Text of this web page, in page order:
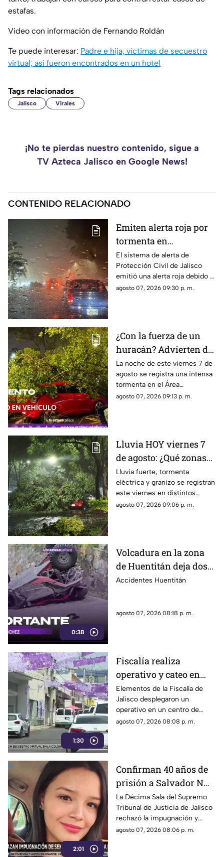
estafas.
Video con información de Fernando Roldán
Te puede interesar: Padre e hija, víctimas de secuestro
virtual; así fueron encontrados en un hotel
Tags relacionados
Jalisco Virales
¡No te pierdas nuestro contenido, sigue a
TV Azteca Jalisco en Google News!
CONTENIDO RELACIONADO
Emiten alerta roja por
tormenta en
Guadalajara; advierten
de caída de árboles e
inundaciones
El sistema de alerta de
Protección Civil de Jalisco
emitió una alerta roja debido a
la fuerte tormenta que se
agosto 07, 2026 09:30 p. m.
¿Con la fuerza de un
huracán? Advierten de
FUERTES RACHAS DE
VIENTO superiores a
los 60 km/h durante
lluvia en Guadalajara
La noche de este viernes 7 de
agosto se registra una intensa
tormenta en el Área
Metropolitana de Guadalajara,
agosto 07, 2026 09:13 p. m.
Lluvia HOY viernes 7
de agosto: ¿Qué zonas
de Guadalajara están
afectadas?
Lluvia fuerte, tormenta
eléctrica y granizo se registran
este viernes en distintos
puntos de Guadalajara y
agosto 07, 2026 09:06 p. m.
0:38
Volcadura en la zona
de Huentitán deja dos
personas heridas
Accidentes Huentitán
agosto 07, 2026 08:18 p. m.
1:30
Fiscalía realiza
operativo y cateo en
anexo de la colonia
Olímpica en
Guadalajara
Elementos de la Fiscalía de
Jalisco desplegaron un
operativo en un centro de
rehabilitación de la colonia
agosto 07, 2026 08:08 p. m.
2:01
Confirman 40 años de
prisión a Salvador N
por el feminicidio de
Isis Urteaga
La Décima Sala del Supremo
Tribunal de Justicia de Jalisco
rechazó la impugnación y
confirmó la sentencia contra
agosto 07, 2026 08:06 p. m.